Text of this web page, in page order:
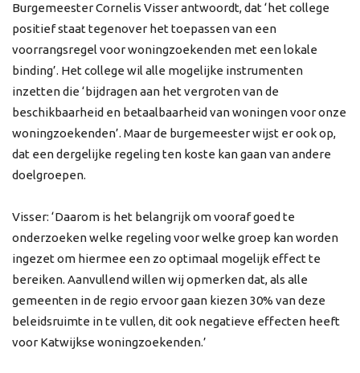
Burgemeester Cornelis Visser antwoordt, dat ‘het college
positief staat tegenover het toepassen van een
voorrangsregel voor woningzoekenden met een lokale
binding’. Het college wil alle mogelijke instrumenten
inzetten die ‘bijdragen aan het vergroten van de
beschikbaarheid en betaalbaarheid van woningen voor onze
woningzoekenden’. Maar de burgemeester wijst er ook op,
dat een dergelijke regeling ten koste kan gaan van andere
doelgroepen.
Visser: ‘Daarom is het belangrijk om vooraf goed te
onderzoeken welke regeling voor welke groep kan worden
ingezet om hiermee een zo optimaal mogelijk effect te
bereiken. Aanvullend willen wij opmerken dat, als alle
gemeenten in de regio ervoor gaan kiezen 30% van deze
beleidsruimte in te vullen, dit ook negatieve effecten heeft
voor Katwijkse woningzoekenden.’